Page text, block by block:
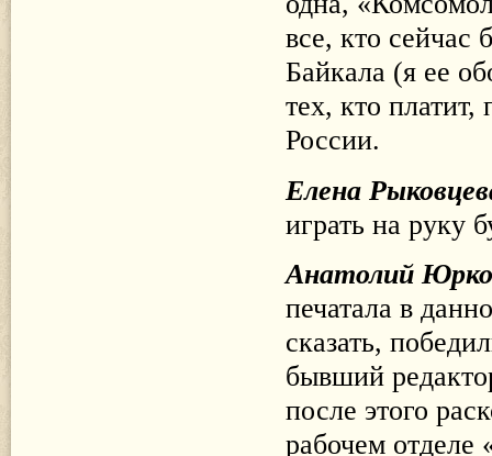
все, кто сейчас
Байкала (я ее
тех, кто платит,
России.
Елена
играть на руку
Анатолий
печатала в
сказать,
бывший
после этого
рабочем отделе